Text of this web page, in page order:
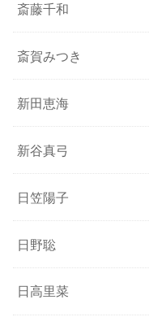
斎藤千和
斎賀みつき
新田恵海
新谷真弓
日笠陽子
日野聡
日高里菜